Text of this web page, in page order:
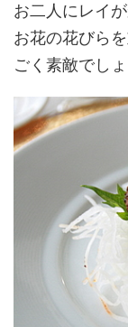
お二人にレイ
お花の花びら
ごく素敵でし